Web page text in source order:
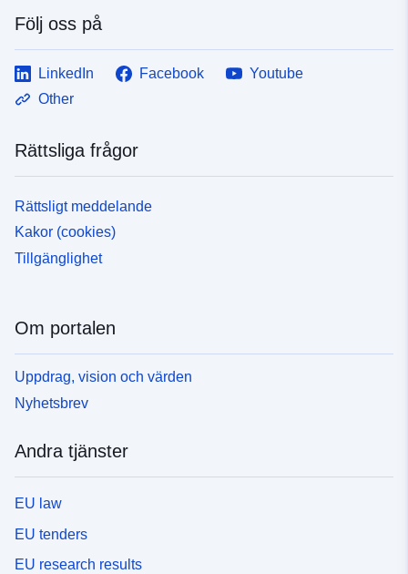
Följ oss på
LinkedIn Facebook
Youtube
Other
Rättsliga frågor
Rättsligt meddelande
Kakor (cookies)
Tillgänglighet
Om portalen
Uppdrag, vision och värden
Nyhetsbrev
Andra tjänster
EU law
EU tenders
EU research results